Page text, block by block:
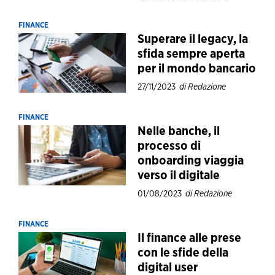
FINANCE
Superare il legacy, la
sfida sempre aperta
per il mondo bancario
27/11/2023 di Redazione
FINANCE
Nelle banche, il
processo di
onboarding viaggia
verso il digitale
01/08/2023 di Redazione
FINANCE
Il finance alle prese
con le sfide della
digital user